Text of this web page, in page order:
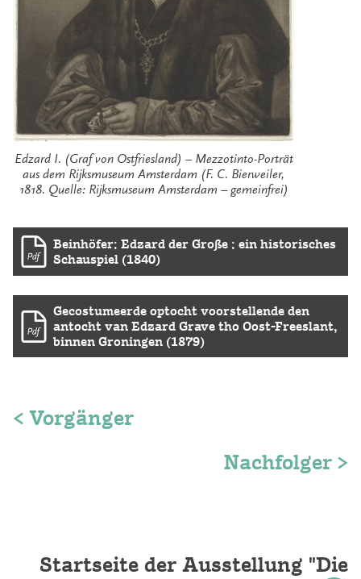
Edzard I. (Graf von Ostfriesland) – Mezzotinto-Porträt
aus dem Rijksmuseum Amsterdam (F. C. Bierweiler,
1818. Quelle: Rijksmuseum Amsterdam – gemeinfrei)
Beinhöfer: Edzard der Große : ein historisches
Schauspiel (1840)
Gecostumeerde optocht voorstellende den
antocht van Edzard Grave tho Oost-Freeslant,
binnen Groningen (1879)
< Vorgänger
Nachfolger >
Startseite der Ausstellung "Die